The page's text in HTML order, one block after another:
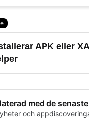
APK eller
med de
och